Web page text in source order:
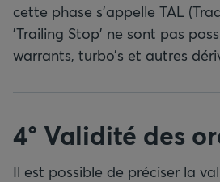
cette phase s’appelle TAL
'Trailing Stop' ne sont pas
warrants, turbo’s et autres
4° Validité des
Il est possible de préciser la